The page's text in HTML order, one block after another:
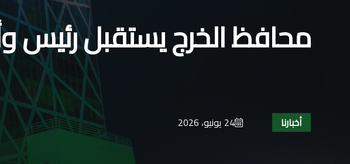
محافظ الخرج يستقبل رئيس
أخبارنا 24 يونيو، 2026